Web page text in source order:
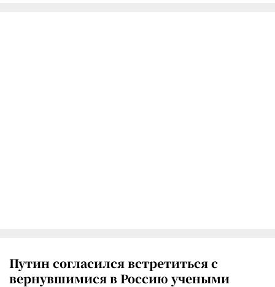
Путин согласился встретиться с
вернувшимися в Россию учеными